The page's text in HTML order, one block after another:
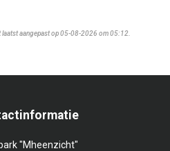
laatst aangepast op 05-08-2026 om 05:12.
"Mheenzicht"